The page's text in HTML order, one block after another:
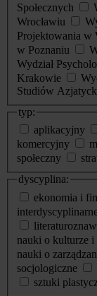
Społecznych
Wrocławiu
Projektowania w
w Poznaniu
Wydział
Krakowie
Studiów
typ:
aplikacyjny
komercyjny
społeczny
dyscyplina:
ekonomia i
nauki o kulturze
nauki o
socjologiczne
sztuki